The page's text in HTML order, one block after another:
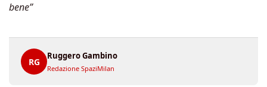
bene”
RG
Ruggero Gambino
Redazione SpaziMilan